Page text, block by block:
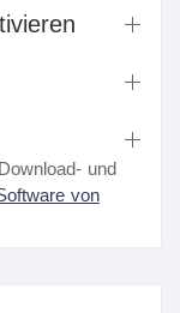
und
von